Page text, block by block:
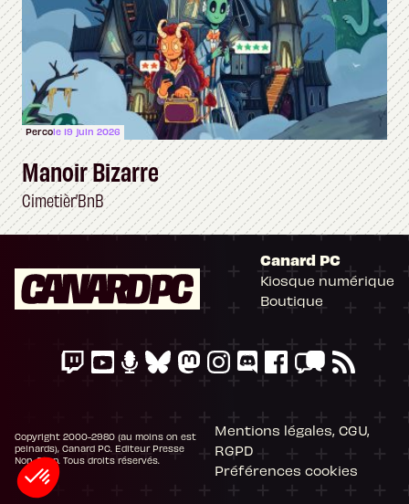
Percole 19 juin 2026
Manoir Bizarre
Cimetièr’BnB
Canard PC
Kiosque numérique
Boutique
Copyright 2000-2980 (au moins on est
peinards), Canard PC. Editeur Presse
Non-Stop. Tous droits réservés.
Mentions légales, CGU,
RGPD
Préférences cookies